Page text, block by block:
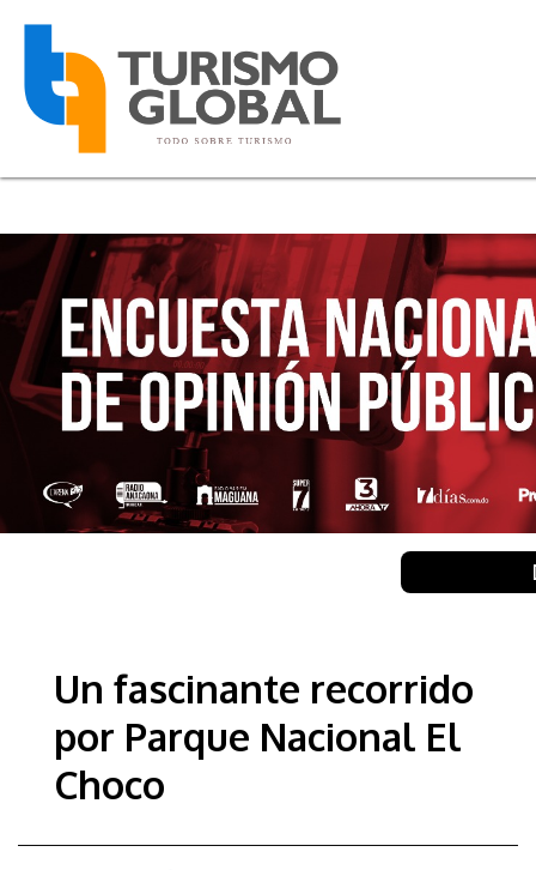
Un fascinante recorrido
por Parque Nacional El
Choco